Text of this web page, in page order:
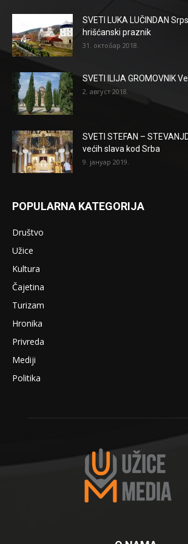
SVETI LUKA LUČINDAN
hrišćanski praznik
31. октобар 2018.
SVETI ILIJA GROMOVNIK
2. август 2018.
SVETI STEFAN –
većih slava kod Srba
9. јануар 2019.
POPULARNA KATEGORIJA
Društvo
Užice
Kultura
Čajetina
Turizam
Hronika
Privreda
Mediji
Politika